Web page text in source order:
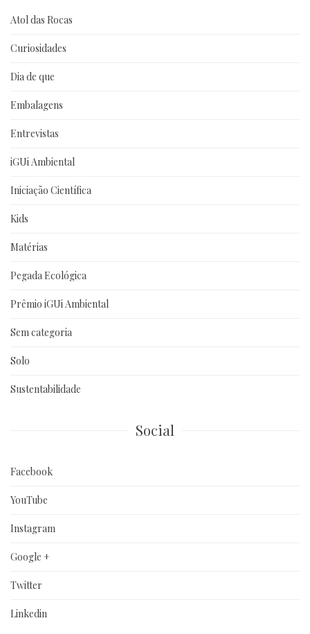
Atol das Rocas
Curiosidades
Dia de que
Embalagens
Entrevistas
iGUi Ambiental
Iniciação Científica
Kids
Matérias
Pegada Ecológica
Prêmio iGUi Ambiental
Sem categoria
Solo
Sustentabilidade
Social
Facebook
YouTube
Instagram
Google +
Twitter
Linkedin